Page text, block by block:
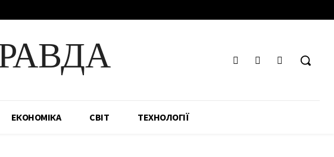
ЕКОНОМІКА СВІТ ТЕХНОЛОГІЇ